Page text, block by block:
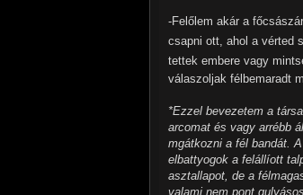
-Felőlem akár a
csapni ott, ahol a vérted
tettek embere vagy
válaszoljak félbemaradt
*Ezzel bevezetem a
arcomat és vagy arrébb
mgátkozni a fél bandát.
elbattyogok a felállíott
asztallapot, de a
valami nem pont